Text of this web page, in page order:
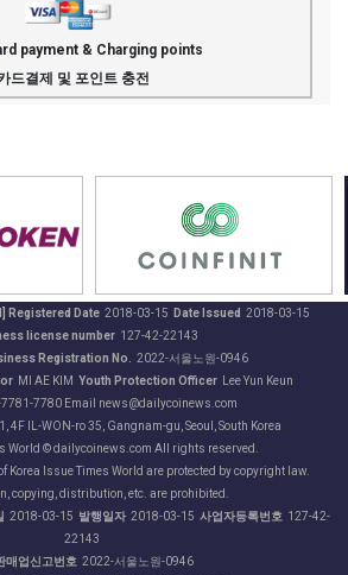
payment & Charging points
드결제 및 포인트 충전
Registered Date2018-03-15 Date Issued 2018-03-15
license number127-42-22143
Registration No.
2022-서울노원-0946
MI AE KIM Youth Protection Officer Lee Yun Keun
7781-7780 Email news@dailycoinews.com
4F IL-WON-ro 35, Gangnam-gu, Seoul, South Korea
World © dailycoinews.com All rights reserved.
Korea Issue Times World are protected by copyright law.
copying, distribution, etc. are prohibited.
2018-03-15 발행일자 2018-03-15 사업자등록번호 127-42-
22143
매업신고번호 2022-서울노원-0946